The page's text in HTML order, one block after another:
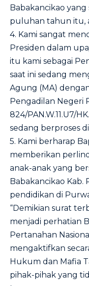
Babakancikao
puluhan tahun itu,
4. Kami sangat
Presiden dalam
itu kami sebagai
saat ini sedang
Agung (MA)
Pengadilan Negeri
824/PAN.W.11.U7/
sedang berproses
5. Kami berharap
memberikan
anak-anak yang
Babakancikao Kab.
pendidikan di
“Demikian surat
menjadi perhatian
Pertanahan
mengaktifkan
Hukum dan Mafia
pihak-pihak yang